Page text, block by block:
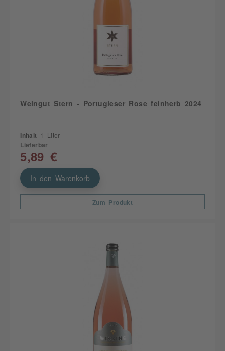
Weingut Stern - Portugieser Rose feinherb 2024
Inhalt 1 Liter
Lieferbar
5,89 €
In den Warenkorb
Zum Produkt